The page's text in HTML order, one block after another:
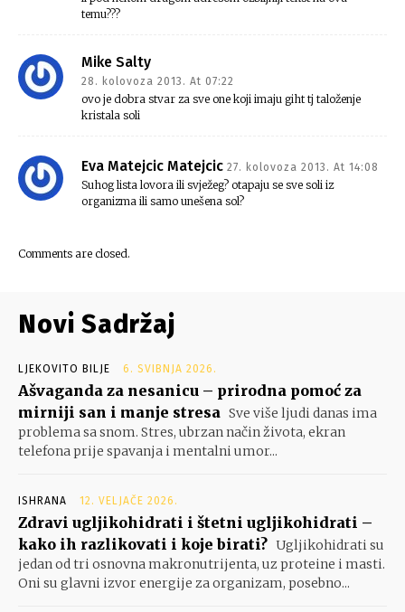
temu???
Mike Salty
28. kolovoza 2013. At 07:22
ovo je dobra stvar za sve one koji imaju giht tj taloženje
kristala soli
Eva Matejcic Matejcic 27. kolovoza 2013. At 14:08
Suhog lista lovora ili svježeg? otapaju se sve soli iz
organizma ili samo unešena sol?
Comments are closed.
Novi Sadržaj
LJEKOVITO BILJE 6. SVIBNJA 2026.
Ašvaganda za nesanicu – prirodna pomoć za
mirniji san i manje stresa Sve više ljudi danas ima
problema sa snom. Stres, ubrzan način života, ekran
telefona prije spavanja i mentalni umor...
ISHRANA 12. VELJAČE 2026.
Zdravi ugljikohidrati i štetni ugljikohidrati –
kako ih razlikovati i koje birati? Ugljikohidrati su
jedan od tri osnovna makronutrijenta, uz proteine i masti.
Oni su glavni izvor energije za organizam, posebno...